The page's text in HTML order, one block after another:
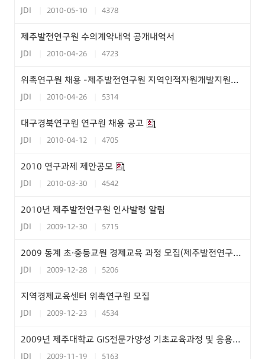
JDI 2010-05-10 4378
제주발전연구원 수의계약내역 공개내역서
JDI 2010-04-26 4723
위촉연구원 채용 -제주발전연구원 지역인적자원개발지원센터-
JDI 2010-04-26 5314
대구경북연구원 연구원 채용 공고
JDI 2010-04-12 4705
2010 연구과제 제안공모
JDI 2010-03-30 4542
2010년 제주발전연구원 인사발령 알림
JDI 2009-12-30 5715
2009 동계 초·중등교원 경제교육 과정 모집(제주발전연구원 지역경제교육센터)
JDI 2009-12-28 5206
지역경제교육센터 위촉연구원 모집
JDI 2009-12-23 4534
2009년 제주대학교 GIS전문가양성 기초교육과정 및 응용교육과정 안내
JDI 2009-11-19 5163